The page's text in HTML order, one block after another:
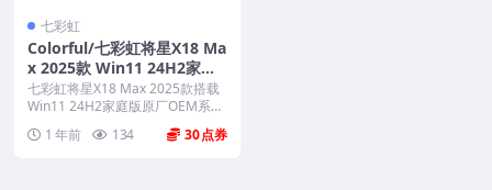
七彩虹
Colorful/七彩虹将星X18 Ma
x 2025款 Win11 24H2家庭
版原厂OEM系统 带COLORF
UL一键还原
七彩虹将星X18 Max 2025款搭载
Win11 24H2家庭版原厂OEM系
1 年前 134 30